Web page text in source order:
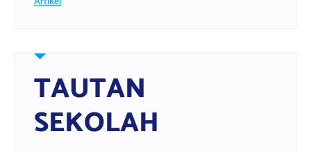
TAUTAN
SEKOLAH